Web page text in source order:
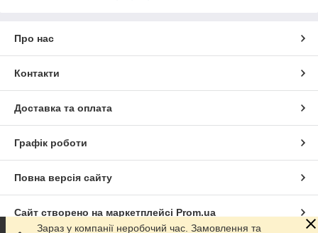
Про нас
Контакти
Доставка та оплата
Графік роботи
Повна версія сайту
Сайт створено на маркетплейсі Prom.ua
Зараз у компанії неробочий час. Замовлення та